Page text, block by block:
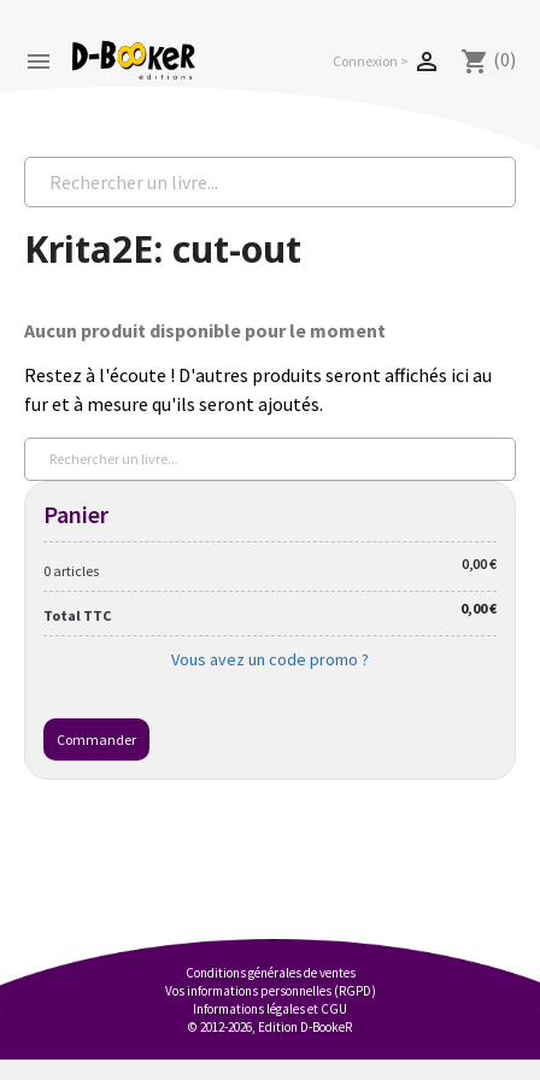
 Connexion >  shopping_cart (0)
Krita2E: cut-out
Aucun produit disponible pour le moment
Restez à l'écoute ! D'autres produits seront affichés ici au
fur et à mesure qu'ils seront ajoutés.
Panier
0 articles 0,00 €
Total TTC 0,00 €
Vous avez un code promo ?
Commander
Conditions générales de ventes
Vos informations personnelles (RGPD)
Informations légales et CGU
© 2012-2026, Edition D-BookeR